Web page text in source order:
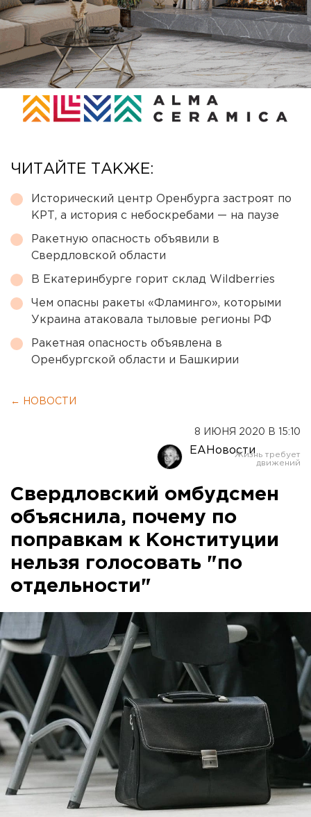
ЧИТАЙТЕ ТАКЖЕ:
Исторический центр Оренбурга застроят по
КРТ, а история с небоскребами — на паузе
Ракетную опасность объявили в
Свердловской области
В Екатеринбурге горит склад Wildberries
Чем опасны ракеты «Фламинго», которыми
Украина атаковала тыловые регионы РФ
Ракетная опасность объявлена в
Оренбургской области и Башкирии
← НОВОСТИ
8 ИЮНЯ 2020 В 15:10
ЕАНовости
Свердловский омбудсмен
объяснила, почему по
поправкам к Конституции
нельзя голосовать "по
отдельности"